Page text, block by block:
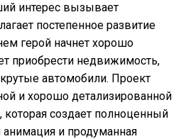
интерес вызывает
постепенное развитие
герой начнет хорошо
приобрести недвижимость,
автомобили. Проект
и хорошо детализированной
создает полноценный
и продуманная